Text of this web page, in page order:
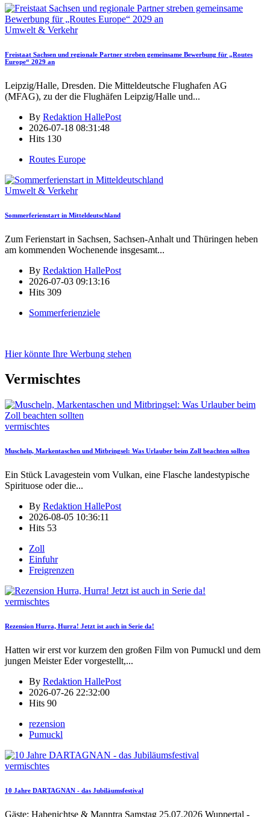
Umwelt & Verkehr
Freistaat Sachsen und regionale Partner streben gemeinsame Bewerbung für „Routes
Europe“ 2029 an
Leipzig/Halle, Dresden. Die Mitteldeutsche Flughafen AG
(MFAG), zu der die Flughäfen Leipzig/Halle und...
By Redaktion HallePost
2026-07-18 08:31:48
Hits 130
Routes Europe
Umwelt & Verkehr
Sommerferienstart in Mitteldeutschland
Zum Ferienstart in Sachsen, Sachsen-Anhalt und Thüringen heben
am kommenden Wochenende insgesamt...
By Redaktion HallePost
2026-07-03 09:13:16
Hits 309
Sommerferienziele
Hier könnte Ihre Werbung stehen
Vermischtes
vermischtes
Muscheln, Markentaschen und Mitbringsel: Was Urlauber beim Zoll beachten sollten
Ein Stück Lavagestein vom Vulkan, eine Flasche landestypische
Spirituose oder die...
By Redaktion HallePost
2026-08-05 10:36:11
Hits 53
Zoll
Einfuhr
Freigrenzen
vermischtes
Rezension Hurra, Hurra! Jetzt ist auch in Serie da!
Hatten wir erst vor kurzem den großen Film von Pumuckl und dem
jungen Meister Eder vorgestellt,...
By Redaktion HallePost
2026-07-26 22:32:00
Hits 90
rezension
Pumuckl
vermischtes
10 Jahre DARTAGNAN - das Jubiläumsfestival
Gäste: Habenichtse & Manntra Samstag 25.07.2026 Wuppertal -